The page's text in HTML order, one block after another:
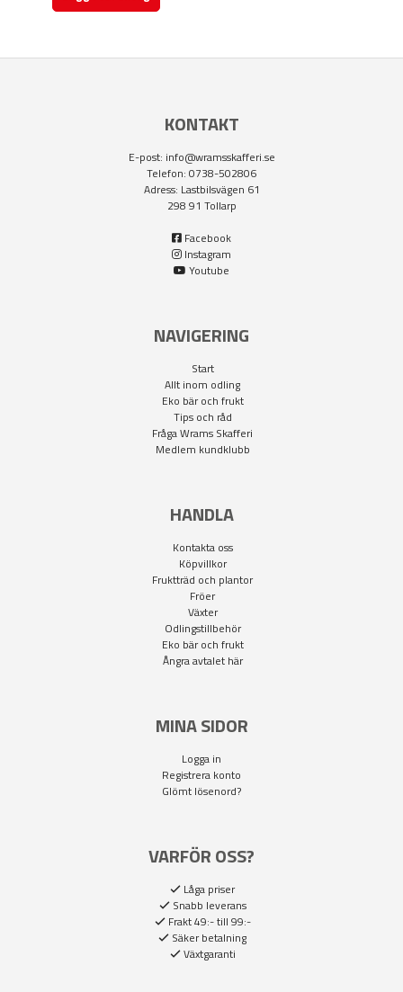
KONTAKT
E-post: info@wramsskafferi.se
Telefon: 0738-502806
Adress: Lastbilsvägen 61
298 91 Tollarp
Facebook
Instagram
Youtube
NAVIGERING
Start
Allt inom odling
Eko bär och frukt
Tips och råd
Fråga Wrams Skafferi
Medlem kundklubb
HANDLA
Kontakta oss
Köpvillkor
Fruktträd och plantor
Fröer
Växter
Odlingstillbehör
Eko bär och frukt
Ångra avtalet här
MINA SIDOR
Logga in
Registrera konto
Glömt lösenord?
VARFÖR OSS?
Låga priser
Snabb leverans
Frakt 49:- till 99:-
Säker betalning
Växtgaranti